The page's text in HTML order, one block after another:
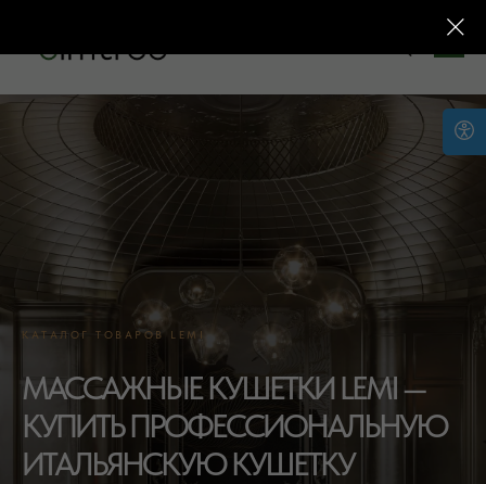
КАТАЛОГ ТОВАРОВ LEMI
МАССАЖНЫЕ КУШЕТКИ LEMI —
КУПИТЬ ПРОФЕССИОНАЛЬНУЮ
ИТАЛЬЯНСКУЮ КУШЕТКУ